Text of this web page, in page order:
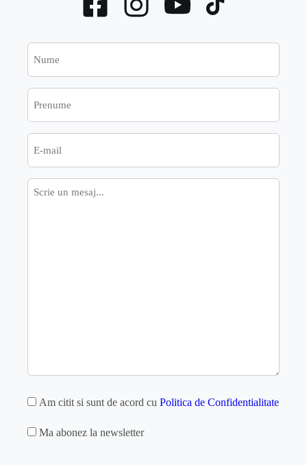
Mesaj
GDPR
Am citit si sunt de acord cu Politica de Confidentialitate
MAILCHIMP
Ma abonez la newsletter